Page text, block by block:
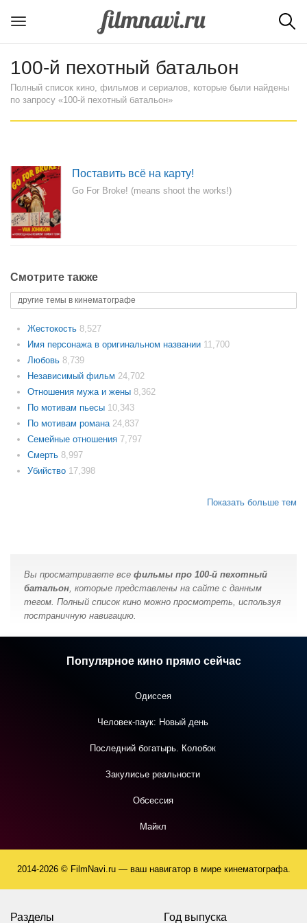
100-й пехотный батальон
Полный список кино, фильмов и сериалов, которые были найдены
по запросу «100-й пехотный батальон»
Поставить всё на карту!
Go For Broke! (means shoot the works!)
Смотрите также
другие темы в кинематографе
Жестокость 8,527
Имя персонажа в оригинальном названии 11,700
Любовь 8,739
Независимый фильм 24,702
Отношения мужа и жены 8,362
По мотивам пьесы 10,343
По мотивам романа 24,837
Семейные отношения 7,797
Смерть 8,997
Убийство 17,398
Показать больше тем
Вы просматриваете все фильмы про 100-й пехотный
батальон, которые представлены на сайте с данным
тегом. Полный список кино можно просмотреть, используя
постраничную навигацию.
Популярное кино прямо сейчас
Одиссея
Человек-паук: Новый день
Последний богатырь. Колобок
Закулисье реальности
Обсессия
Майкл
2014-2026 © FilmNavi.ru — ваш навигатор в мире кинематографа.
Разделы Год выпуска